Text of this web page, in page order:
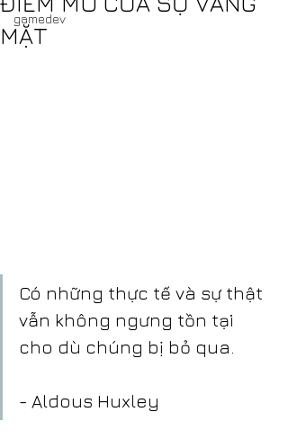
gamedev
MẶT
Có những thực tế và sự thật
vẫn không ngưng tồn tại
cho dù chúng bị bỏ qua.
- Aldous Huxley